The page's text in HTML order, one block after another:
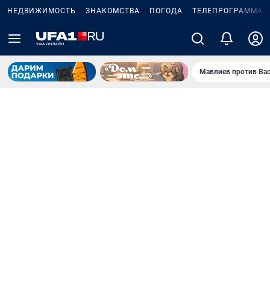
НЕДВИЖИМОСТЬ ЗНАКОМСТВА ПОГОДА ТЕЛЕПРОГРАММА
Мавлиев против